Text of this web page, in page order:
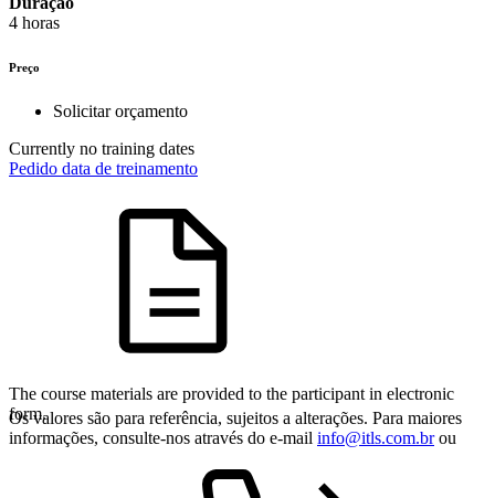
4 horas
Preço
Solicitar orçamento
Currently no training dates
Pedido data de treinamento
The course materials are provided to the participant in electronic
form.
Os valores são para referência, sujeitos a alterações. Para maiores
informações, consulte-nos através do e-mail info@itls.com.brou